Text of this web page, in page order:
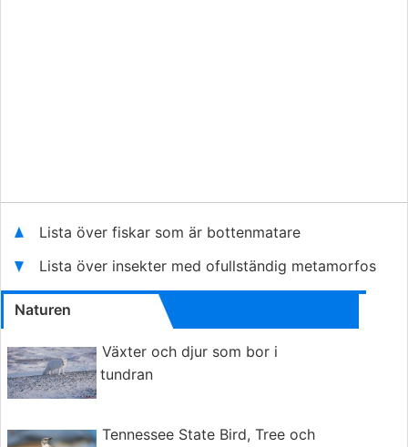
Lista över fiskar som är bottenmatare
Lista över insekter med ofullständig metamorfos
Naturen
Växter och djur som bor i
tundran
Tennessee State Bird, Tree och